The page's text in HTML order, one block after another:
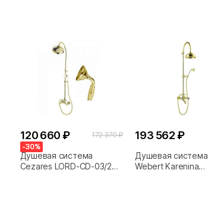
120 660 ₽
172 370 ₽
-30%
Душевая система
Cezares LORD-CD-03/24-
193 562 ₽
Душевая система
Webert Karenina